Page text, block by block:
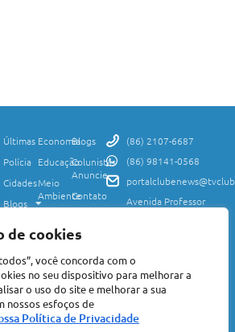
de cookies
você concorda com o
no seu dispositivo para melhorar a
o uso do site e melhorar a sua
nossos esfoços de
Política de Privacidade
Últimas
Polícia
Cidades
Blogs
Política
Concursos
e
Empregos
Economia
Educação
Meio
Ambiente
e
Saúde
Mundo
Agro
Nacional
Blogs
Colunistas
Anuncie
Contato
Privacidade
de Uso
Transparência
e Igualdade
(86) 2107-6687
(86) 98141-0568
Avenida Professor
Todos Direitos Reservados | Avenida Professor